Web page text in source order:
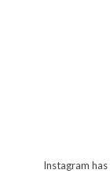
Instagram